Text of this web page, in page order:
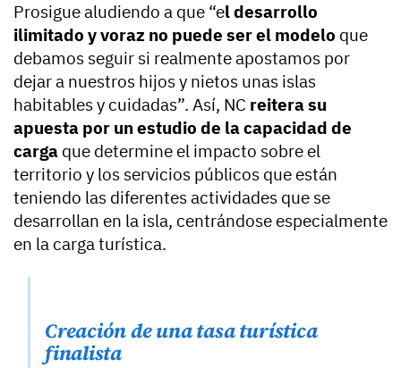
Prosigue aludiendo a que “el desarrollo
ilimitado y voraz no puede ser el modelo que
debamos seguir si realmente apostamos por
dejar a nuestros hijos y nietos unas islas
habitables y cuidadas”. Así, NC reitera su
apuesta por un estudio de la capacidad de
carga que determine el impacto sobre el
territorio y los servicios públicos que están
teniendo las diferentes actividades que se
desarrollan en la isla, centrándose especialmente
en la carga turística.
Creación de una tasa turística
finalista